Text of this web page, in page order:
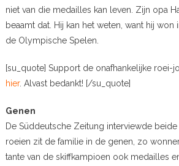
niet van die medailles kan leven. Zijn opa
beaamt dat. Hij kan het weten, want hij
de Olympische Spelen.
[su_quote] Support de onafhankelijke roei-
hier. Alvast bedankt! [/su_quote]
Genen
De Süddeutsche Zeitung interviewde
roeien zit de familie in de genen, zo
tante van de skiffkampioen ook medailles